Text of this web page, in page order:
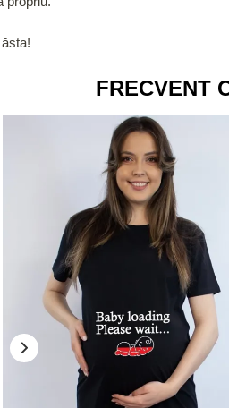
FRECVENT